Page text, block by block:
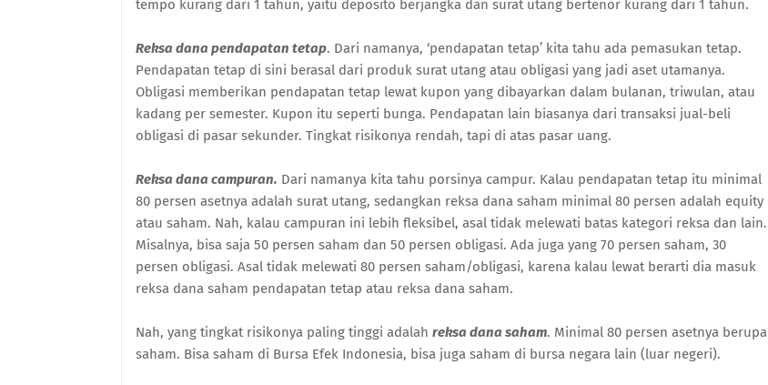
tempo kurang dari 1 tahun, yaitu deposito berjangka dan surat utang bertenor kurang dari 1 tahun.
Reksa dana pendapatan tetap. Dari namanya, ‘pendapatan tetap’ kita tahu ada pemasukan tetap.
Pendapatan tetap di sini berasal dari produk surat utang atau obligasi yang jadi aset utamanya.
Obligasi memberikan pendapatan tetap lewat kupon yang dibayarkan dalam bulanan, triwulan, atau
kadang per semester. Kupon itu seperti bunga. Pendapatan lain biasanya dari transaksi jual-beli
obligasi di pasar sekunder. Tingkat risikonya rendah, tapi di atas pasar uang.
Reksa dana campuran. Dari namanya kita tahu porsinya campur. Kalau pendapatan tetap itu minimal
80 persen asetnya adalah surat utang, sedangkan reksa dana saham minimal 80 persen adalah equity
atau saham. Nah, kalau campuran ini lebih fleksibel, asal tidak melewati batas kategori reksa dan lain.
Misalnya, bisa saja 50 persen saham dan 50 persen obligasi. Ada juga yang 70 persen saham, 30
persen obligasi. Asal tidak melewati 80 persen saham/obligasi, karena kalau lewat berarti dia masuk
reksa dana saham pendapatan tetap atau reksa dana saham.
Nah, yang tingkat risikonya paling tinggi adalah reksa dana saham. Minimal 80 persen asetnya berupa
saham. Bisa saham di Bursa Efek Indonesia, bisa juga saham di bursa negara lain (luar negeri).